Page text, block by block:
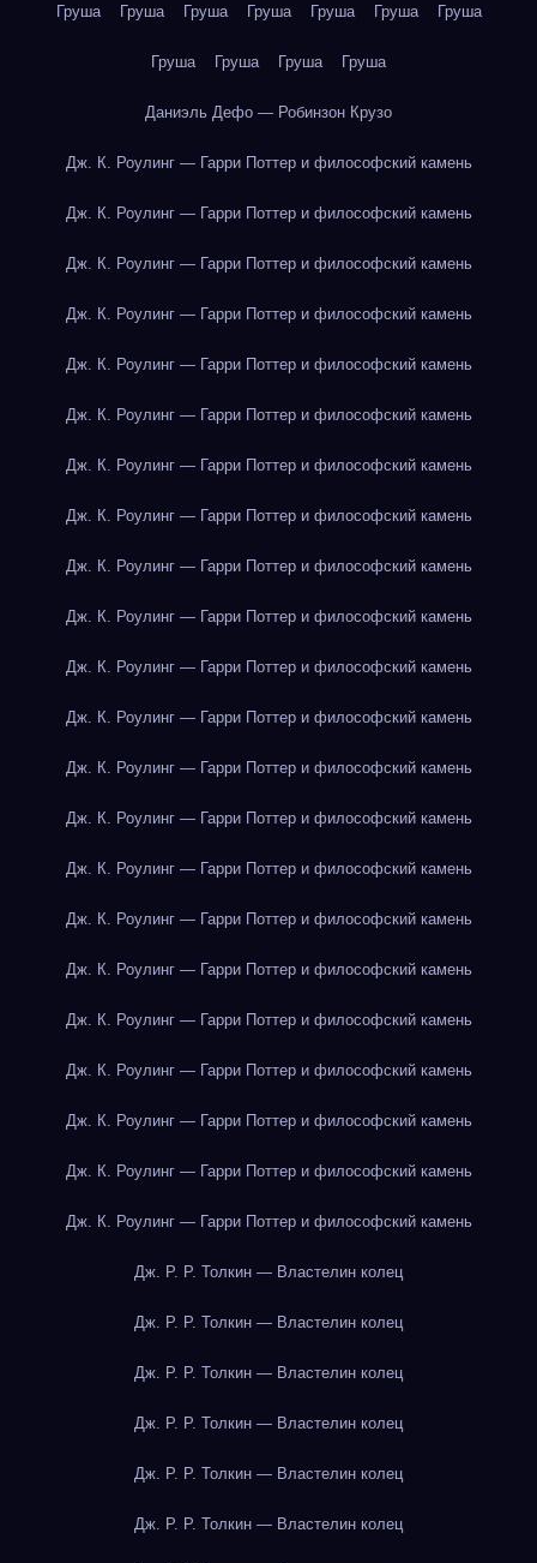
Груша Груша Груша Груша Груша Груша Груша
Груша Груша Груша Груша
Даниэль Дефо — Робинзон Крузо
Дж. К. Роулинг — Гарри Поттер и философский камень
Дж. К. Роулинг — Гарри Поттер и философский камень
Дж. К. Роулинг — Гарри Поттер и философский камень
Дж. К. Роулинг — Гарри Поттер и философский камень
Дж. К. Роулинг — Гарри Поттер и философский камень
Дж. К. Роулинг — Гарри Поттер и философский камень
Дж. К. Роулинг — Гарри Поттер и философский камень
Дж. К. Роулинг — Гарри Поттер и философский камень
Дж. К. Роулинг — Гарри Поттер и философский камень
Дж. К. Роулинг — Гарри Поттер и философский камень
Дж. К. Роулинг — Гарри Поттер и философский камень
Дж. К. Роулинг — Гарри Поттер и философский камень
Дж. К. Роулинг — Гарри Поттер и философский камень
Дж. К. Роулинг — Гарри Поттер и философский камень
Дж. К. Роулинг — Гарри Поттер и философский камень
Дж. К. Роулинг — Гарри Поттер и философский камень
Дж. К. Роулинг — Гарри Поттер и философский камень
Дж. К. Роулинг — Гарри Поттер и философский камень
Дж. К. Роулинг — Гарри Поттер и философский камень
Дж. К. Роулинг — Гарри Поттер и философский камень
Дж. К. Роулинг — Гарри Поттер и философский камень
Дж. К. Роулинг — Гарри Поттер и философский камень
Дж. Р. Р. Толкин — Властелин колец
Дж. Р. Р. Толкин — Властелин колец
Дж. Р. Р. Толкин — Властелин колец
Дж. Р. Р. Толкин — Властелин колец
Дж. Р. Р. Толкин — Властелин колец
Дж. Р. Р. Толкин — Властелин колец